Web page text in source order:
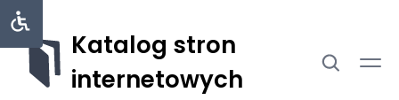
Katalog stron
internetowych